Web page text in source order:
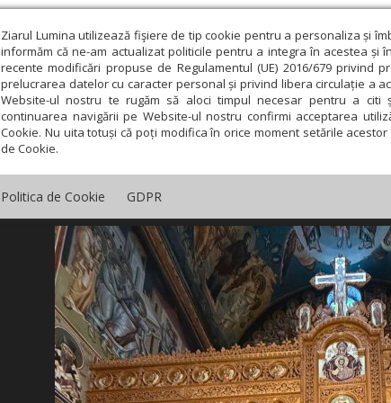
Ziarul Lumina utilizează fişiere de tip cookie pentru a personaliza și
informăm că ne-am actualizat politicile pentru a integra în acestea și
recente modificări propuse de Regulamentul (UE) 2016/679 privind
prelucrarea datelor cu caracter personal și privind libera circulație a
Website-ul nostru te rugăm să aloci timpul necesar pentru a citi
continuarea navigării pe Website-ul nostru confirmi acceptarea
Cookie. Nu uita totuși că poți modifica în orice moment setările
de Cookie.
Politica de Cookie GDPR